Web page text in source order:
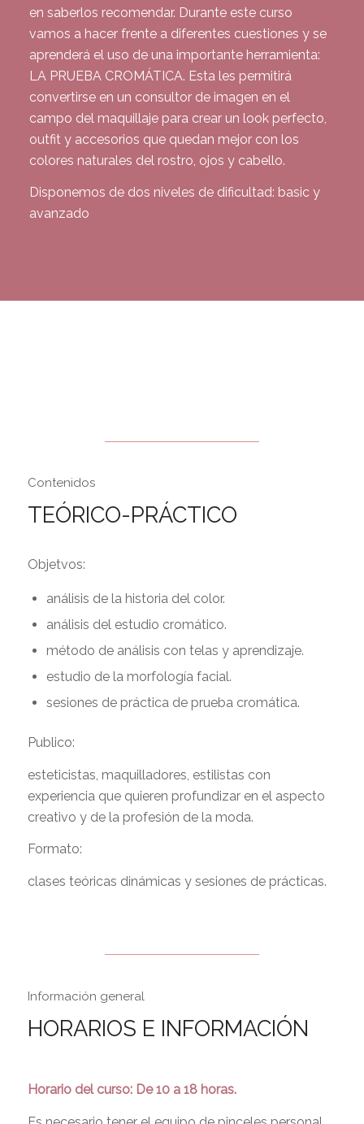
en saberlos recomendar. Durante este curso
vamos a hacer frente a diferentes cuestiones y se
aprenderá el uso de una importante herramienta:
LA PRUEBA CROMÁTICA. Esta les permitirá
convertirse en un consultor de imagen en el
campo del maquillaje para crear un look perfecto,
outfit y accesorios que quedan mejor con los
colores naturales del rostro, ojos y cabello.
Disponemos de dos niveles de dificultad: basic y
avanzado
Contenidos
TEÓRICO-PRÁCTICO
Objetvos:
análisis de la historia del color.
análisis del estudio cromático.
método de análisis con telas y aprendizaje.
estudio de la morfología facial.
sesiones de práctica de prueba cromática.
Publico:
esteticistas, maquilladores, estilistas con
experiencia que quieren profundizar en el aspecto
creativo y de la profesión de la moda.
Formato:
clases teóricas dinámicas y sesiones de prácticas.
Información general
HORARIOS E INFORMACIÓN
Horario del curso: De 10 a 18 horas.